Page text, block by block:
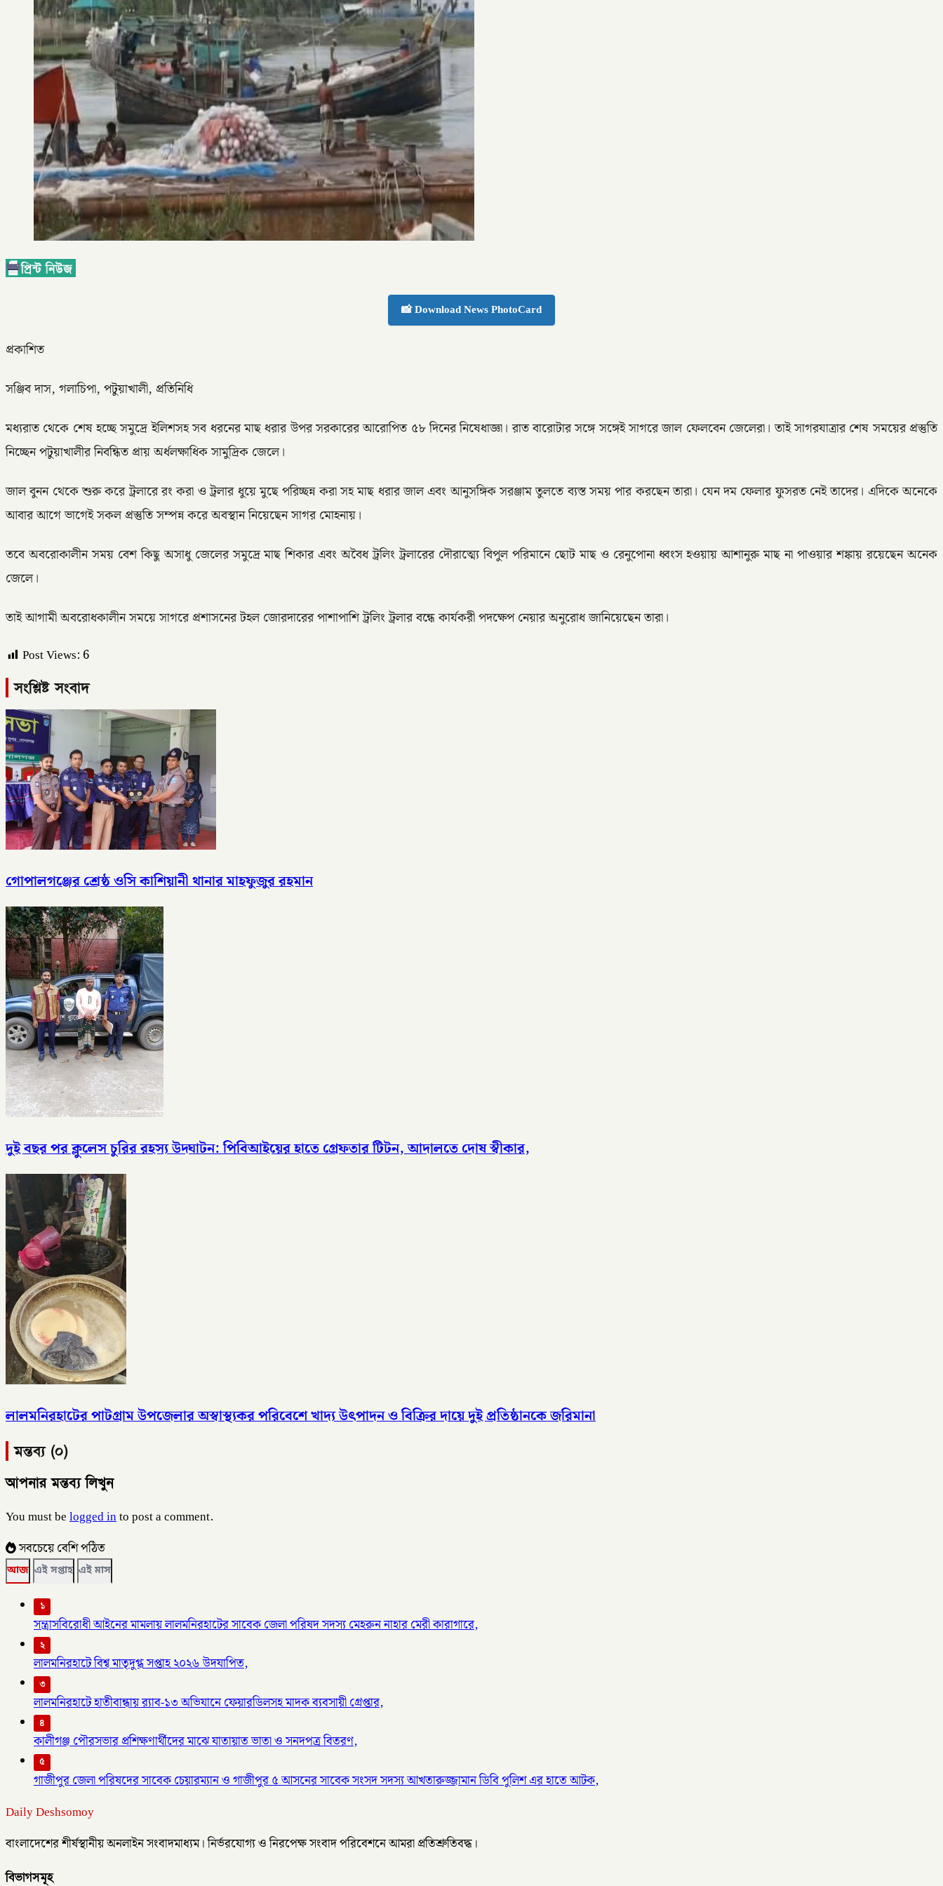
📸 Download News PhotoCard
প্রকাশিত
সঞ্জিব দাস, গলাচিপা, পটুয়াখালী, প্রতিনিধি
মধ্যরাত থেকে শেষ হচ্ছে সমুদ্রে ইলিশসহ সব ধরনের মাছ ধরার উপর সরকারের আরোপিত ৫৮ দিনের নিষেধাজ্ঞা। রাত বারোটার সঙ্গে সঙ্গেই সাগরে জাল ফেলবেন জেলেরা। তাই সাগরযাত্রার শেষ সময়ের প্রস্তুতি
নিচ্ছেন পটুয়াখালীর নিবন্ধিত প্রায় অর্ধলক্ষাধিক সামুদ্রিক জেলে।
জাল বুনন থেকে শুরু করে ট্রলারে রং করা ও ট্রলার ধুয়ে মুছে পরিচ্ছন্ন করা সহ মাছ ধরার জাল এবং আনুসঙ্গিক সরঞ্জাম তুলতে ব্যস্ত সময় পার করছেন তারা। যেন দম ফেলার ফুসরত নেই তাদের। এদিকে অনেকে
আবার আগে ভাগেই সকল প্রস্তুতি সম্পন্ন করে অবস্থান নিয়েছেন সাগর মোহনায়।
তবে অবরোকালীন সময় বেশ কিছু অসাধু জেলের সমুদ্রে মাছ শিকার এবং অবৈধ ট্রলিং ট্রলারের দৌরাত্ম্যে বিপুল পরিমানে ছোট মাছ ও রেনুপোনা ধ্বংস হওয়ায় আশানুরু মাছ না পাওয়ার শঙ্কায় রয়েছেন অনেক
জেলে।
তাই আগামী অবরোধকালীন সময়ে সাগরে প্রশাসনের টহল জোরদারের পাশাপাশি ট্রলিং ট্রলার বন্ধে কার্যকরী পদক্ষেপ নেয়ার অনুরোধ জানিয়েছেন তারা।
Post Views: 6
সংশ্লিষ্ট সংবাদ
গোপালগঞ্জের শ্রেষ্ঠ ওসি কাশিয়ানী থানার মাহফুজুর রহমান
দুই বছর পর ক্লুলেস চুরির রহস্য উদ্ঘাটন: পিবিআইয়ের হাতে গ্রেফতার টিটন, আদালতে দোষ স্বীকার,
লালমনিরহাটের পাটগ্রাম উপজেলার অস্বাস্থ্যকর পরিবেশে খাদ্য উৎপাদন ও বিক্রির দায়ে দুই প্রতিষ্ঠানকে জরিমানা
মন্তব্য (০)
আপনার মন্তব্য লিখুন
You must belogged into post a comment.
সবচেয়ে বেশি পঠিত
আজ এই সপ্তাহ এই মাস
১
সন্ত্রাসবিরোধী আইনের মামলায় লালমনিরহাটের সাবেক জেলা পরিষদ সদস্য মেহরুন নাহার মেরী কারাগারে,
২
লালমনিরহাটে বিশ্ব মাতৃদুগ্ধ সপ্তাহ ২০২৬ উদযাপিত,
৩
লালমনিরহাটে হাতীবান্ধায় র‌্যাব-১৩ অভিযানে ফেয়ারডিলসহ মাদক ব্যবসায়ী গ্রেপ্তার,
৪
কালীগঞ্জ পৌরসভার প্রশিক্ষণার্থীদের মাঝে যাতায়াত ভাতা ও সনদপত্র বিতরণ,
৫
গাজীপুর জেলা পরিষদের সাবেক চেয়ারম্যান ও গাজীপুর ৫ আসনের সাবেক সংসদ সদস্য আখতারুজ্জামান ডিবি পুলিশ এর হাতে আটক,
Daily Deshsomoy
বাংলাদেশের শীর্ষস্থানীয় অনলাইন সংবাদমাধ্যম। নির্ভরযোগ্য ও নিরপেক্ষ সংবাদ পরিবেশনে আমরা প্রতিশ্রুতিবদ্ধ।
বিভাগসমূহ